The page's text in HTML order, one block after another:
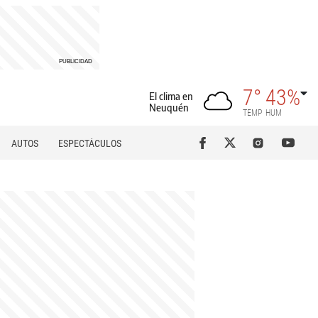
El clima en
Neuquén
7°
TEMP
43%
HUM
AUTOS ESPECTÁCULOS